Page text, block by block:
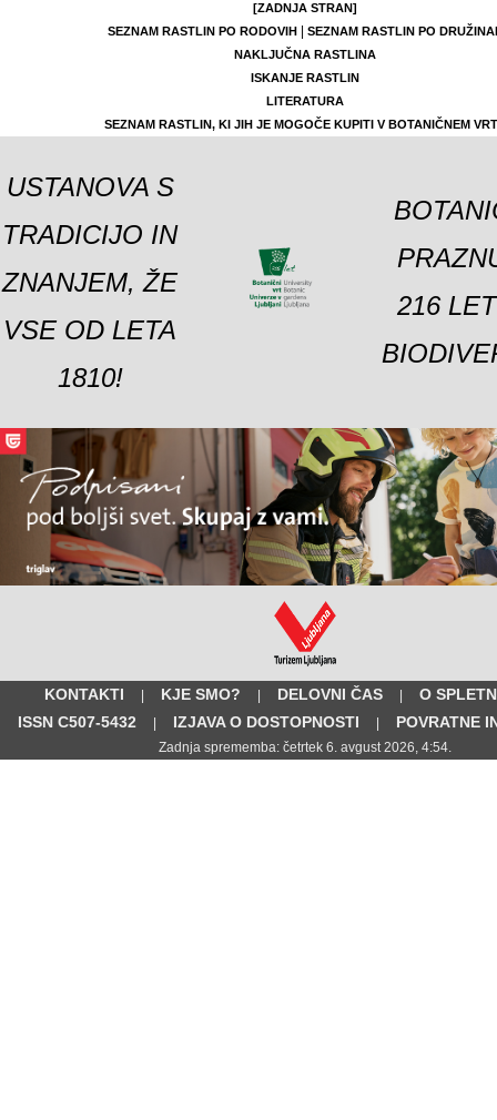
[ZADNJA STRAN]
SEZNAM RASTLIN PO RODOVIH|
SEZNAM RASTLIN PO
NAKLJUČNA RASTLINA
ISKANJE RASTLIN
LITERATURA
SEZNAM RASTLIN, KI JIH JE MOGOČE KUPITI V BOTANIČNEM
USTANOVA S
TRADICIJO IN
ZNANJEM, ŽE
VSE OD LETA
1810!
216
KONTAKTI | KJE SMO? | DELOVNI ČAS |
O
ISSN C507-5432
| IZJAVA O DOSTOPNOSTI | POVRATNE
Zadnja sprememba: četrtek 6. avgust 2026, 4:54.